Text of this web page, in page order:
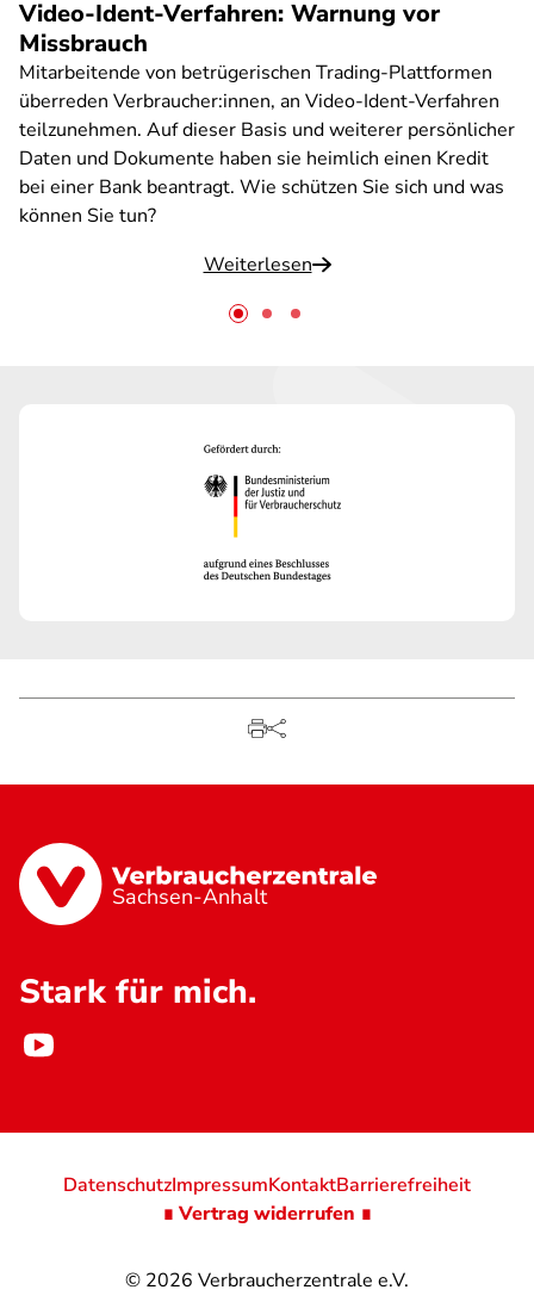
Video-Ident-Verfahren: Warnung vor
Missbrauch
Mitarbeitende von betrügerischen Trading-Plattformen
überreden Verbraucher:innen, an Video-Ident-Verfahren
teilzunehmen. Auf dieser Basis und weiterer persönlicher
Daten und Dokumente haben sie heimlich einen Kredit
bei einer Bank beantragt. Wie schützen Sie sich und was
können Sie tun?
Weiterlesen
Sachsen-Anhalt
Stark für mich.
© 2026 Verbraucherzentrale e.V.
DatenschutzImpressumKontaktBarrierefreiheit
∎ Vertrag widerrufen ∎